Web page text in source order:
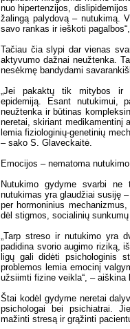
nuo hipertenzijos,
žalingą palydovą – nutukimą.
savo rankas ir ieškoti
Tačiau čia slypi dar vienas
aktyvumo dažnai neužtenka.
nesėkmę bandydami
„Jei pakaktų tik mitybos ir
epidemiją. Esant nutukimui,
neužtenka ir būtinas
neretai, skiriant medikamentinį
lemia fiziologinių-genetinių
– sako S. Glaveckaitė.
Emocijos – nematoma
Nutukimo gydyme svarbi
nutukimas yra glaudžiai susiję
per hormoninius
dėl stigmos, socialinių
„Tarp streso ir nutukimo yra
padidina svorio augimo riziką,
ligų gali didėti psichologinis
problemos lemia emocinį
užsiimti fizine veikla“, – aiškina
Štai kodėl gydyme neretai
psichologai bei psichiatrai.
mažinti stresą ir grąžinti